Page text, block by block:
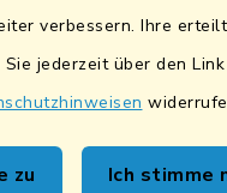
verbessern. Ihre
jederzeit über den
zu Ich stimme
Kontakt